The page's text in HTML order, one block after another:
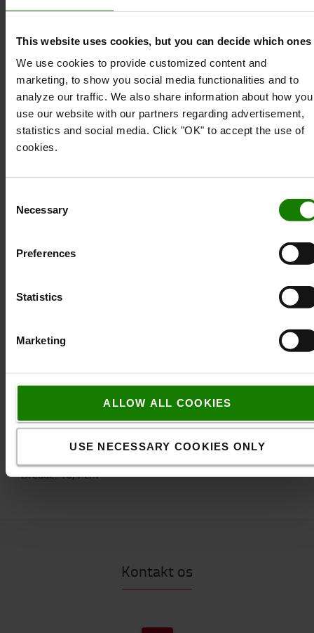
This website uses cookies, but you can decide which ones
We use cookies to provide customized content and
marketing, to show you social media functionalities and to
analyze our traffic. We also share information about how you
use our website with our partners regarding advertisement,
statistics and social media. Click "OK" to accept the use of
cookies.
Selection
Necessary
Preferences
Statistics
Marketing
ALLOW ALL COOKIES
USE NECESSARY COOKIES ONLY
bruge højstyrke composit sikrer RAM Power-Grip
i brug. Når det er nødvendigt kan du nemt flytte
scanneren for hurtigt at scanne den ønskede vare.
Hvilken fod skal du bruge?
Alt efter vægten på det udstyr, der skal installeres,
findes der fire forskellige systemer. Forskellen er
1” (størrelse B): Til let udstyr op til 0,9 kg
høje centrifugalkræfter, anbefales det at vælge et
vægten.
Specifikation
Bredde:10,1cm
Kontakt os